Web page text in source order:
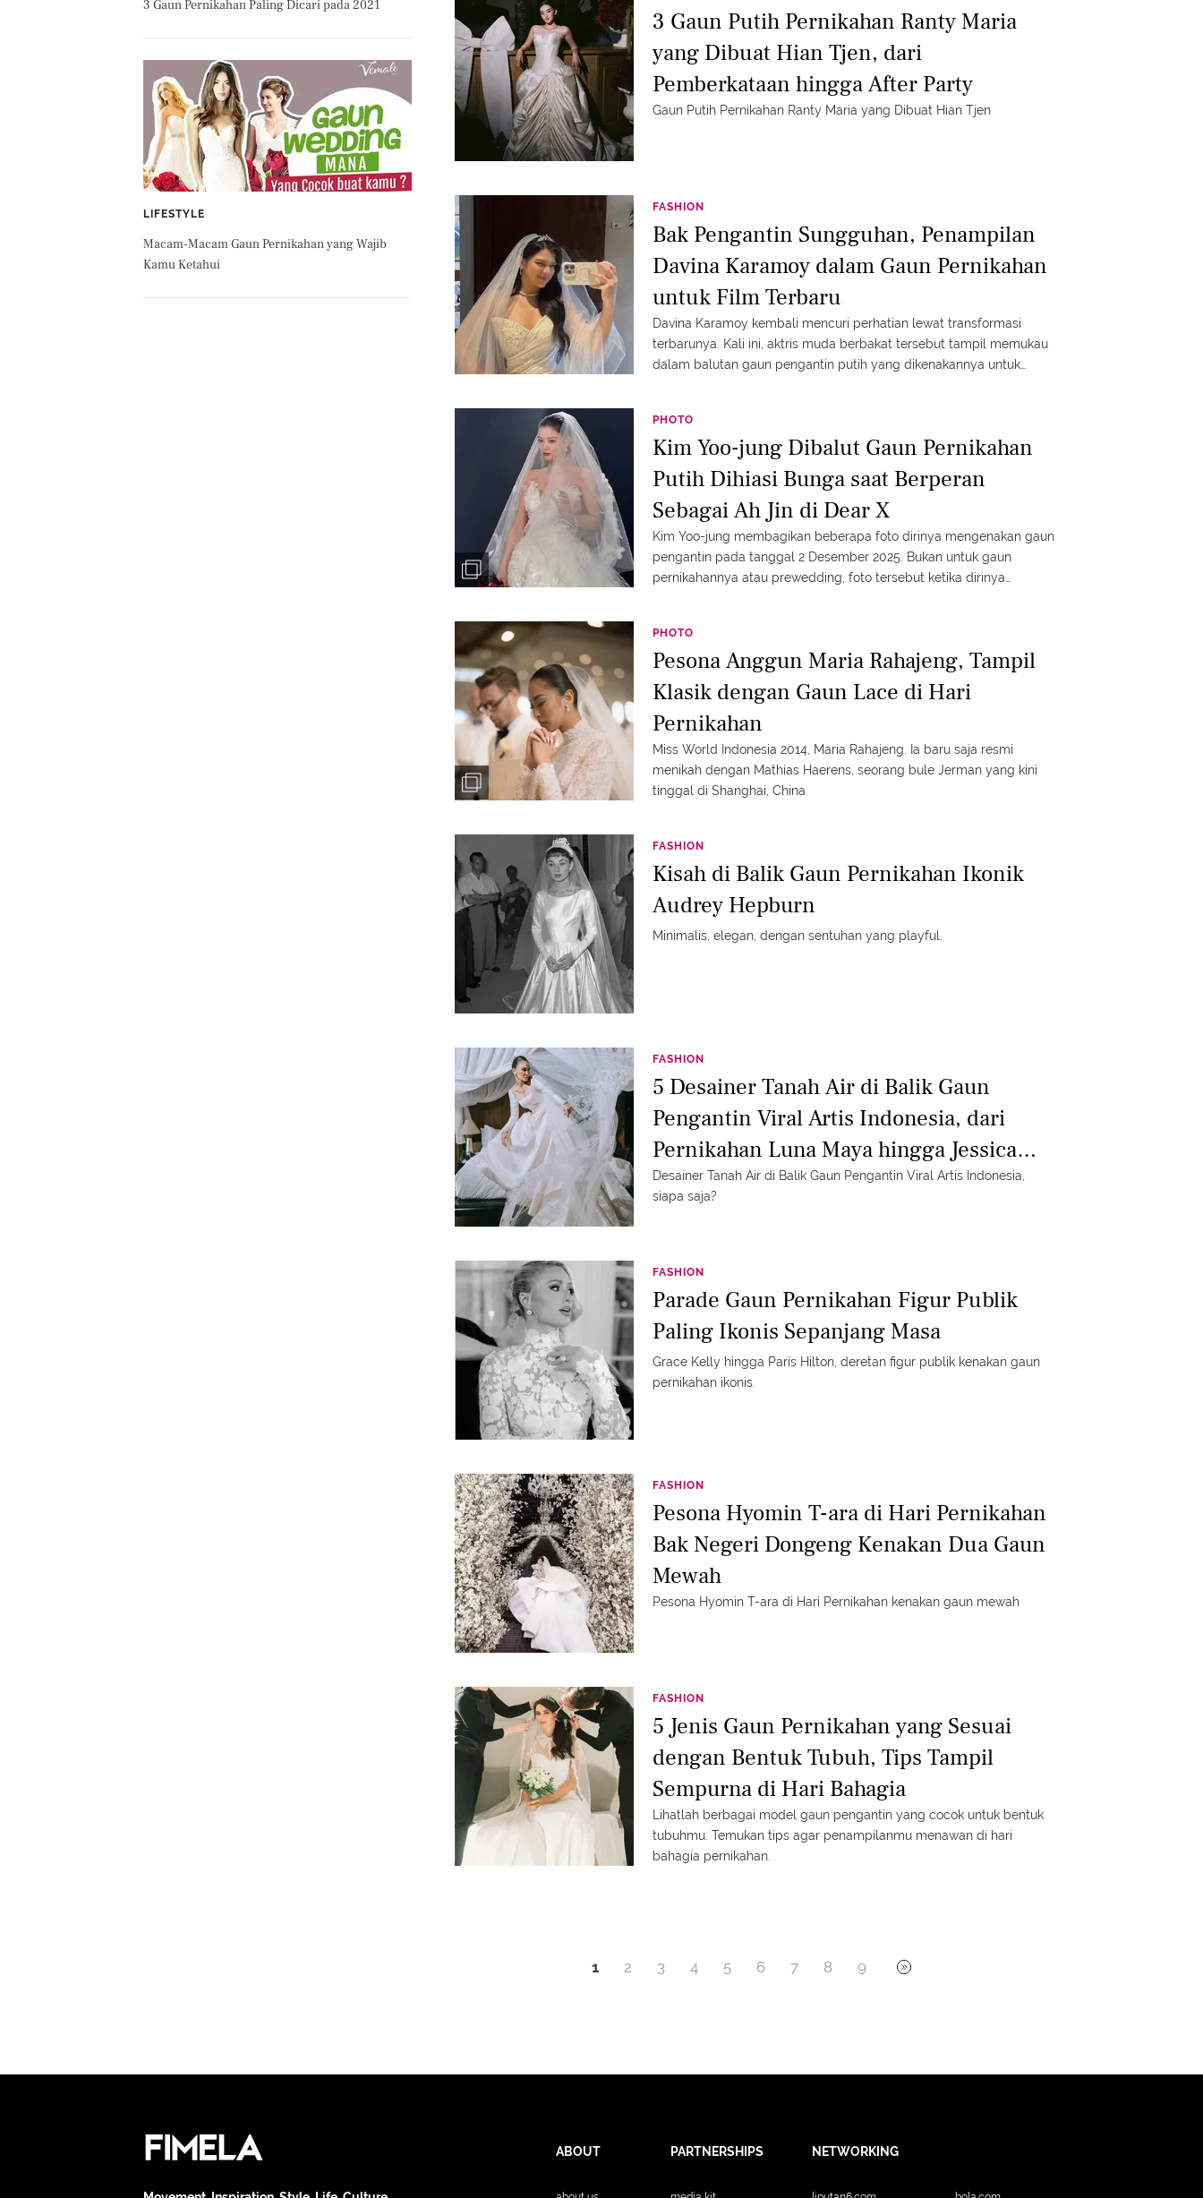
3 Gaun Pernikahan Paling Dicari pada 2021
LIFESTYLE
Macam-Macam Gaun Pernikahan yang Wajib
Kamu Ketahui
3 Gaun Putih Pernikahan Ranty Maria
yang Dibuat Hian Tjen, dari
Pemberkataan hingga After Party
Gaun Putih Pernikahan Ranty Maria yang Dibuat Hian Tjen
FASHION
Bak Pengantin Sungguhan, Penampilan
Davina Karamoy dalam Gaun Pernikahan
untuk Film Terbaru
Davina Karamoy kembali mencuri perhatian lewat transformasi
terbarunya. Kali ini, aktris muda berbakat tersebut tampil memukau
dalam balutan gaun pengantin putih yang dikenakannya untuk
PHOTO
Kim Yoo-jung Dibalut Gaun Pernikahan
Putih Dihiasi Bunga saat Berperan
Sebagai Ah Jin di Dear X
Kim Yoo-jung membagikan beberapa foto dirinya mengenakan gaun
pengantin pada tanggal 2 Desember 2025. Bukan untuk gaun
pernikahannya atau prewedding, foto tersebut ketika dirinya
PHOTO
Pesona Anggun Maria Rahajeng, Tampil
Klasik dengan Gaun Lace di Hari
Pernikahan
Miss World Indonesia 2014, Maria Rahajeng. Ia baru saja resmi
menikah dengan Mathias Haerens, seorang bule Jerman yang kini
tinggal di Shanghai, China
FASHION
Kisah di Balik Gaun Pernikahan Ikonik
Audrey Hepburn
Minimalis, elegan, dengan sentuhan yang playful.
FASHION
5 Desainer Tanah Air di Balik Gaun
Pengantin Viral Artis Indonesia, dari
Pernikahan Luna Maya hingga Jessica
Mila
Desainer Tanah Air di Balik Gaun Pengantin Viral Artis Indonesia,
siapa saja?
FASHION
Parade Gaun Pernikahan Figur Publik
Paling Ikonis Sepanjang Masa
Grace Kelly hingga Paris Hilton, deretan figur publik kenakan gaun
pernikahan ikonis.
FASHION
Pesona Hyomin T-ara di Hari Pernikahan
Bak Negeri Dongeng Kenakan Dua Gaun
Mewah
Pesona Hyomin T-ara di Hari Pernikahan kenakan gaun mewah
FASHION
5 Jenis Gaun Pernikahan yang Sesuai
dengan Bentuk Tubuh, Tips Tampil
Sempurna di Hari Bahagia
Lihatlah berbagai model gaun pengantin yang cocok untuk bentuk
tubuhmu. Temukan tips agar penampilanmu menawan di hari
bahagia pernikahan.
1 2 3 4 5 6 7 8 9
ABOUT PARTNERSHIPS NETWORKING